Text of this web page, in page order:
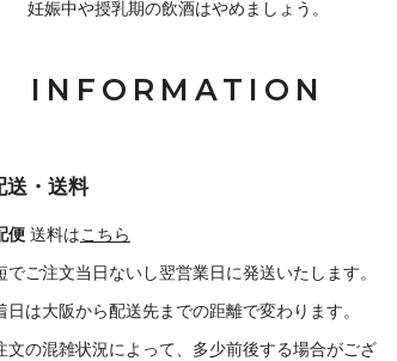
妊娠中や授乳期の飲酒はやめましょう。
INFORMATION
送・送料
便 送料はこちら
でご注文当日ないし翌営業日に発送いたします。
日は大阪から配送先までの距離で変わります。
文の混雑状況によって、多少前後する場合がござ